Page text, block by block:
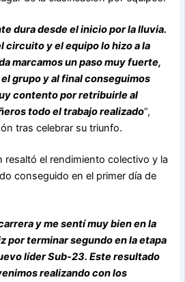
dura desde el inicio por la lluvia.
circuito y el equipo lo hizo a la
marcamos un paso muy fuerte,
grupo y al final conseguimos
contento por retribuirle al
todo el trabajo realizado“,
tras celebrar su triunfo.
resaltó el rendimiento colectivo y la
conseguido en el primer día de
y me sentí muy bien en la
por terminar segundo en la etapa
líder Sub-23. Este resultado
realizando con los